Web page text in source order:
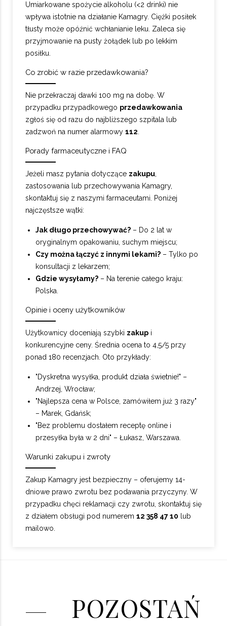
Umiarkowane spożycie alkoholu (<2 drinki) nie
wpływa istotnie na działanie Kamagry. Ciężki posiłek
tłusty może opóźnić wchłanianie leku. Zaleca się
przyjmowanie na pusty żołądek lub po lekkim
posiłku.
Co zrobić w razie przedawkowania?
Nie przekraczaj dawki 100 mg na dobę. W
przypadku przypadkowego przedawkowania
zgłoś się od razu do najbliższego szpitala lub
zadzwoń na numer alarmowy 112.
Porady farmaceutyczne i FAQ
Jeżeli masz pytania dotyczące zakupu,
zastosowania lub przechowywania Kamagry,
skontaktuj się z naszymi farmaceutami. Poniżej
najczęstsze wątki:
Jak długo przechowywać? – Do 2 lat w
oryginalnym opakowaniu, suchym miejscu;
Czy można łączyć z innymi lekami? – Tylko po
konsultacji z lekarzem;
Gdzie wysyłamy? – Na terenie całego kraju:
Polska.
Opinie i oceny użytkowników
Użytkownicy doceniają szybki zakup i
konkurencyjne ceny. Średnia ocena to 4,5/5 przy
ponad 180 recenzjach. Oto przykłady:
"Dyskretna wysyłka, produkt działa świetnie!" –
Andrzej, Wrocław;
"Najlepsza cena w Polsce, zamówiłem już 3 razy"
– Marek, Gdańsk;
"Bez problemu dostałem receptę online i
przesyłka była w 2 dni" – Łukasz, Warszawa.
Warunki zakupu i zwroty
Zakup Kamagry jest bezpieczny – oferujemy 14-
dniowe prawo zwrotu bez podawania przyczyny. W
przypadku chęci reklamacji czy zwrotu, skontaktuj się
z działem obsługi pod numerem 12 358 47 10 lub
mailowo.
POZOSTAŃ